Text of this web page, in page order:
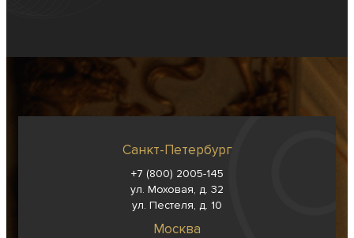
Санкт-Петербург
+7 (800) 2005-145
ул. Моховая, д. 32
ул. Пестеля, д. 10
Москва